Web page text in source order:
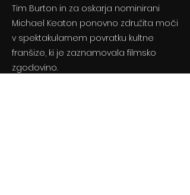
Tim Burton in za oskarja nominirani
Michael Keaton ponovno združita moči
v spektakularnem povratku kultne
franšize, ki je zaznamovala filmsko
zgodovino.